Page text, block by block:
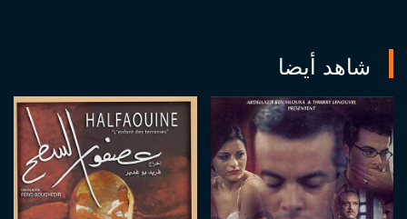
شاهد أيضا